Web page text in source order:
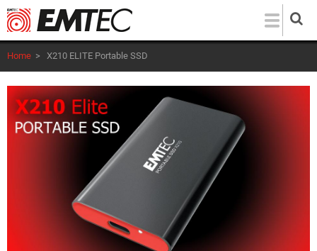
Salta
al
contenuto
principale
Home > X210 ELITE Portable SSD